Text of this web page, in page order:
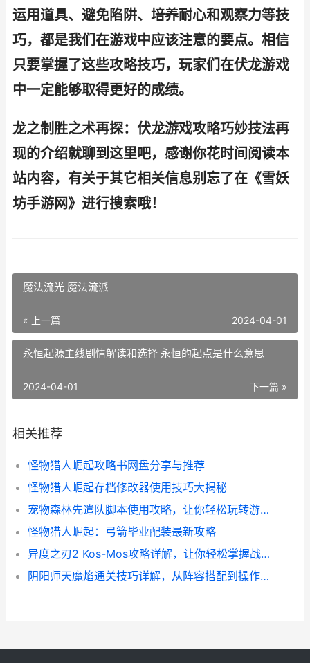
运用道具、避免陷阱、培养耐心和观察力等技
巧，都是我们在游戏中应该注意的要点。相信
只要掌握了这些攻略技巧，玩家们在伏龙游戏
中一定能够取得更好的成绩。
龙之制胜之术再探：伏龙游戏攻略巧妙技法再
现的介绍就聊到这里吧，感谢你花时间阅读本
站内容，有关于其它相关信息别忘了在《雪妖
坊手游网》进行搜索哦！
魔法流光 魔法流派
« 上一篇 2024-04-01
永恒起源主线剧情解读和选择 永恒的起点是什么意思
下一篇 »
2024-04-01
相关推荐
怪物猎人崛起攻略书网盘分享与推荐
怪物猎人崛起存档修改器使用技巧大揭秘
宠物森林先遣队脚本使用攻略，让你轻松玩转游戏！
怪物猎人崛起：弓箭毕业配装最新攻略
异度之刃2 Kos-Mos攻略详解，让你轻松掌握战斗技巧
阴阳师天魔焰通关技巧详解，从阵容搭配到操作心得全都有！